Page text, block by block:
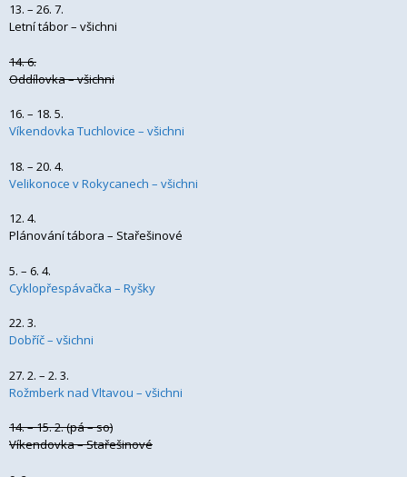
13. – 26. 7.
Letní tábor – všichni
14. 6.
Oddílovka – všichni
16. – 18. 5.
Víkendovka Tuchlovice – všichni
18. – 20. 4.
Velikonoce v Rokycanech – všichni
12. 4.
Plánování tábora – Stařešinové
5. – 6. 4.
Cyklopřespávačka – Ryšky
22. 3.
Dobříč – všichni
27. 2. – 2. 3.
Rožmberk nad Vltavou – všichni
14. – 15. 2. (pá – so)
Víkendovka – Stařešinové